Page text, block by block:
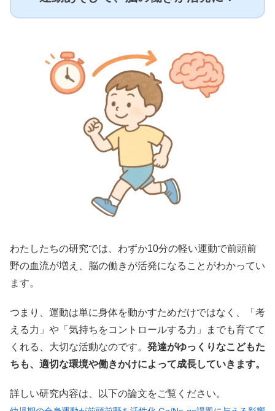
わたしたちの研究では、わずか10分の軽い運動で前頭前
野の血流が増え、脳の働きが活発になることがわかってい
ます。
つまり、運動は単に身体を動かすためだけではなく、「考
える力」や「気持ちをコントロールする力」までも育てて
くれる、大切な活動なのです。 発達がゆっくりなこどもた
ちも、適切な環境や働きかけによって成長していきます。
詳しい研究内容は、以下の論文をご覧ください。